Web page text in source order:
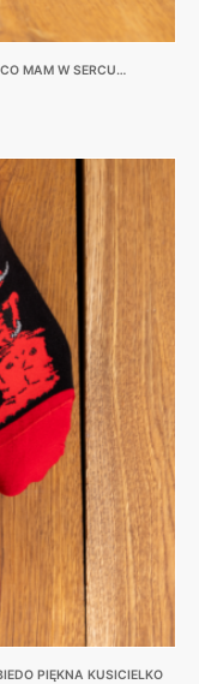
MAM W SERCU…
PIĘKNA KUSICIELKO